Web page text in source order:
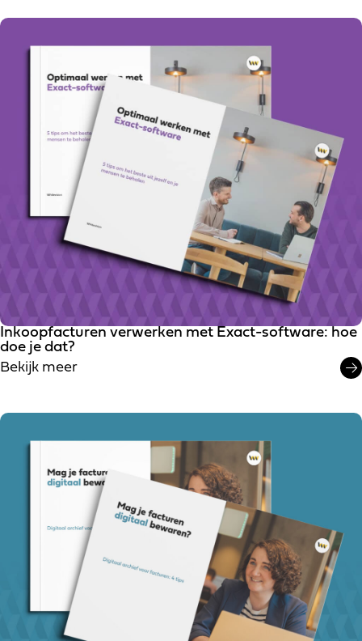
Inkoopfacturen verwerken met Exact-software: hoe
doe je dat?
Bekijk meer